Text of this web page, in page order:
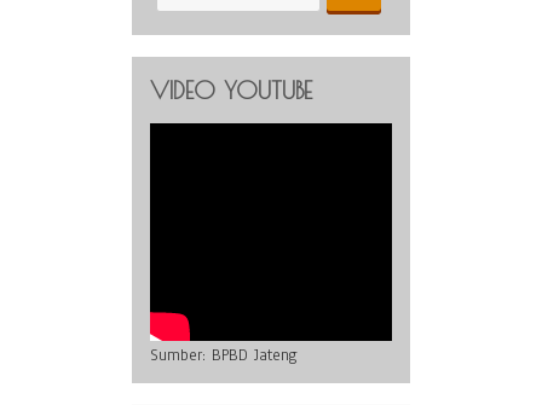
VIDEO YOUTUBE
Sumber: BPBD Jateng